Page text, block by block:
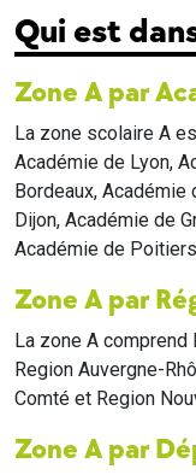
Qui est
Zone A par
La zone scolaire A
Académie de Lyon,
Bordeaux, Académie
Dijon, Académie de
Académie de
Zone A par
La zone A comprend
Region Auvergne-
Comté et Region
Zone A par